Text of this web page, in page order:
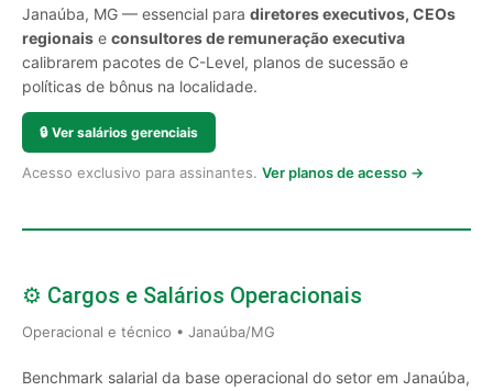
Janaúba, MG — essencial para diretores executivos, CEOs
regionais e consultores de remuneração executiva
calibrarem pacotes de C-Level, planos de sucessão e
políticas de bônus na localidade.
🔒 Ver salários gerenciais
Acesso exclusivo para assinantes. Ver planos de acesso →
⚙️ Cargos e Salários Operacionais
Operacional e técnico • Janaúba/MG
Benchmark salarial da base operacional do setor em Janaúba,